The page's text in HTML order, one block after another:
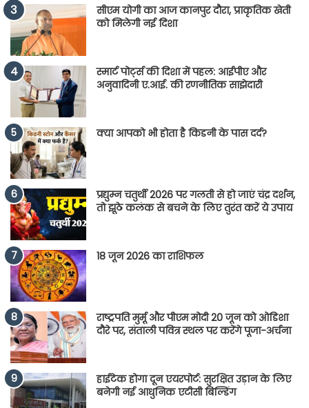
सीएम योगी का आज कानपुर दौरा, प्राकृतिक खेती
को मिलेगी नई दिशा
स्मार्ट पोर्ट्स की दिशा में पहल: आईपीए और
अनुवादिनी ए.आई. की रणनीतिक साझेदारी
क्या आपको भी होता है किडनी के पास दर्द?
प्रद्युम्न चतुर्थी 2026 पर गलती से हो जाएं चंद्र दर्शन,
तो झूठे कलंक से बचने के लिए तुरंत करें ये उपाय
18 जून 2026 का राशिफल
राष्ट्रपति मुर्मू और पीएम मोदी 20 जून को ओडिशा
दौरे पर, संताली पवित्र स्थल पर करेंगे पूजा-अर्चना
हाईटेक होगा दून एयरपोर्ट: सुरक्षित उड़ान के लिए
बनेगी नई आधुनिक एटीसी बिल्डिंग